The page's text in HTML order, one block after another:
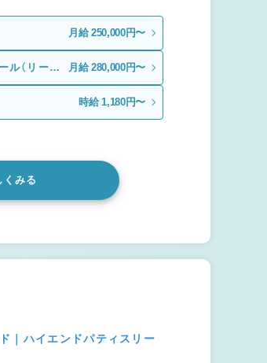
月給 250,000円〜
ル（リーダ
月給 280,000円〜
時給 1,180円〜
くみる
ド｜ハイエンドパティスリー